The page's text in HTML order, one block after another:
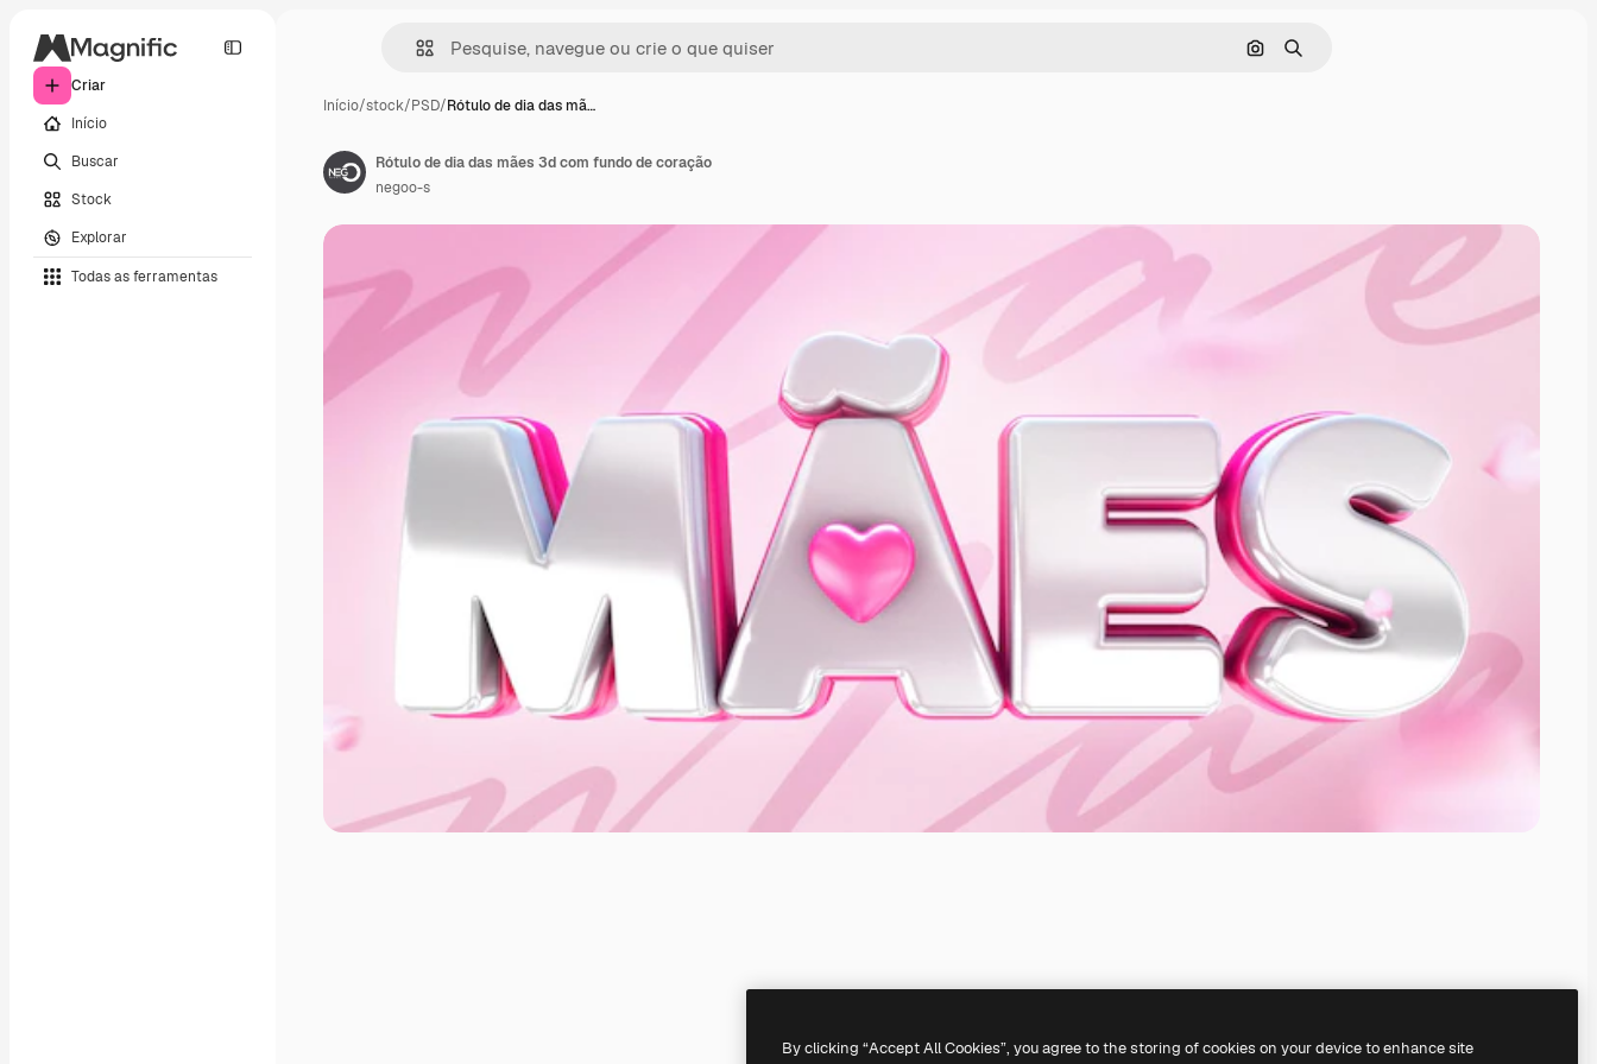
Criar
Início
Buscar
Stock
Explorar
Todas as ferramentas
Pesquisar por imagem
Buscar
Início/stock/PSD/Rótulo de dia das mã…
Rótulo de dia das mães 3d com fundo de coração
negoo-s
By clicking “Accept All Cookies”, you agree to the storing of cookies on your device to enhance site